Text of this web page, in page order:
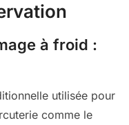
à froid :
utilisée pour
comme le